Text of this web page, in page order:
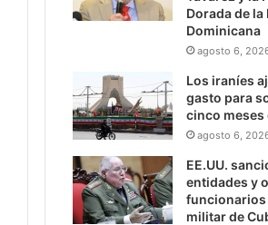
Dorada de la
Dominicana
agosto 6,
Los iraníes
gasto para
cinco meses
agosto 6,
EE.UU.
entidades y
funcionarios
militar de